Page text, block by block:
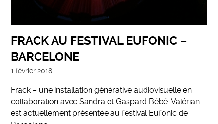
FRACK AU FESTIVAL EUFONIC –
BARCELONE
1 février 2018
Frack – une installation générative audiovisuelle en
collaboration avec Sandra et Gaspard Bébé-Valérian –
est actuellement présentée au festival Eufonic de